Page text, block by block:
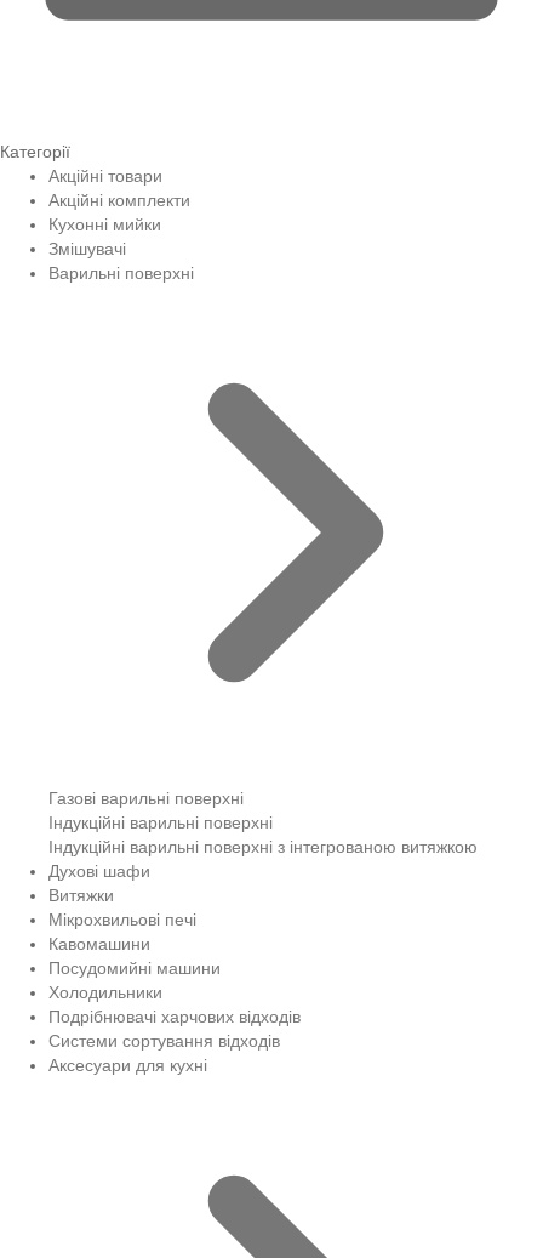
Категорії
Акційні товари
Акційні комплекти
Кухонні мийки
Змішувачі
Варильні поверхні
Газові варильні поверхні
Індукційні варильні поверхні
Індукційні варильні поверхні з інтегрованою витяжкою
Духові шафи
Витяжки
Мікрохвильові печі
Кавомашини
Посудомийні машини
Холодильники
Подрібнювачі харчових відходів
Системи сортування відходів
Аксесуари для кухні